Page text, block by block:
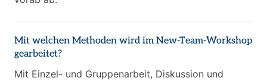
Mit welchen Methoden wird im New-Team-Workshop
gearbeitet?
Mit Einzel- und Gruppenarbeit, Diskussion und